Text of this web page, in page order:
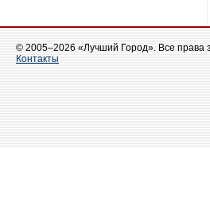
© 2005–2026 «Лучший Город». Все
Контакты